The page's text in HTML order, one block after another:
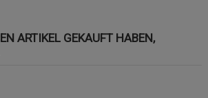
ARTIKEL GEKAUFT HABEN,